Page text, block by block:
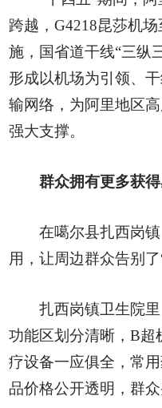
跨越，G4218昆莎机
施，国省道干线“三纵
形成以机场为引领、
输网络，为阿里地区
强大支撑。
群众拥有更多获
在噶尔县扎西岗
用，让周边群众告别了
扎西岗镇卫生院
功能区划分清晰，B超
疗设备一应俱全，常
品价格公开透明，群